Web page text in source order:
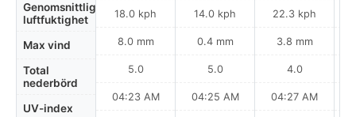
Genomsnittlig
luftfuktighet
Max vind
Total
nederbörd
UV-index
18.0 kph
8.0 mm
5.0
04:23 AM
14.0 kph
0.4 mm
5.0
04:25 AM
22.3 kph
3.8 mm
4.0
04:27 AM